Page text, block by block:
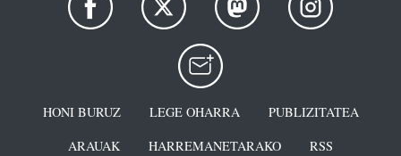
HONI BURUZ LEGE OHARRA
PUBLIZITATEA
ARAUAK
HARREMANETARAKO RSS